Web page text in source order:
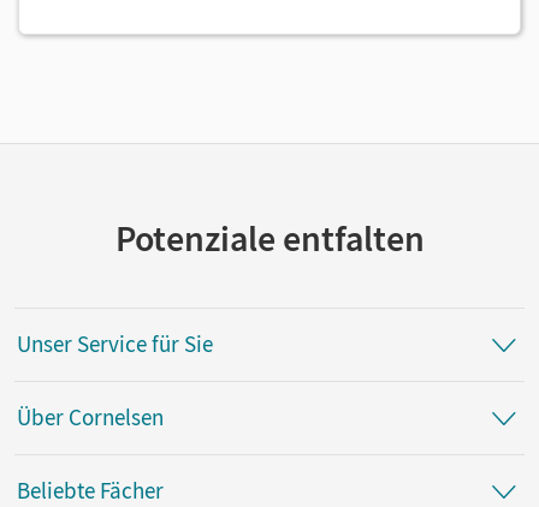
Potenziale entfalten
Unser Service für Sie
Über Cornelsen
Beliebte Fächer